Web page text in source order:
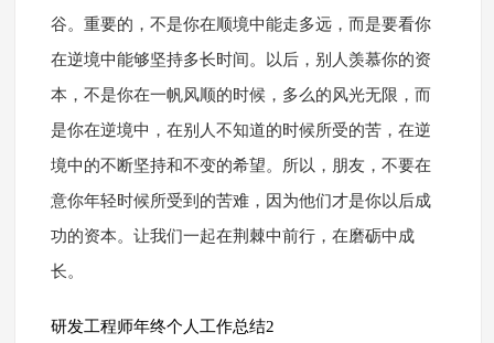
谷。重要的，不是你在顺境中能走多远，而是要看你
在逆境中能够坚持多长时间。以后，别人羡慕你的资
本，不是你在一帆风顺的时候，多么的风光无限，而
是你在逆境中，在别人不知道的时候所受的苦，在逆
境中的不断坚持和不变的希望。所以，朋友，不要在
意你年轻时候所受到的苦难，因为他们才是你以后成
功的资本。让我们一起在荆棘中前行，在磨砺中成
长。
研发工程师年终个人工作总结2